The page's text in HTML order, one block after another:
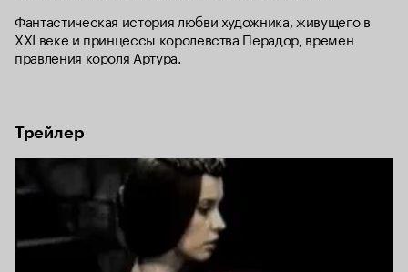
Фантастическая история любви художника, живущего в
XXI веке и принцессы королевства Перадор, времен
правления короля Артура.
Трейлер